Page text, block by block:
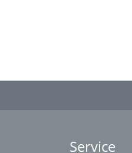
Service